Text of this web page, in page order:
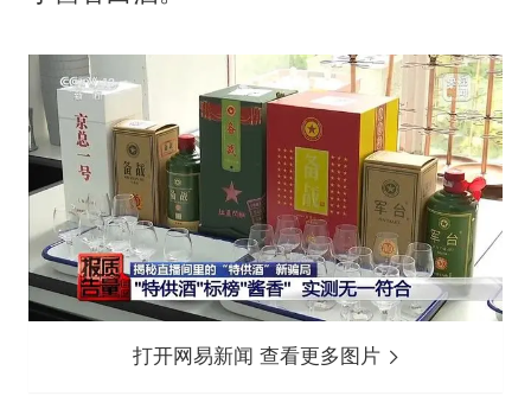
打开网易新闻 查看更多图片